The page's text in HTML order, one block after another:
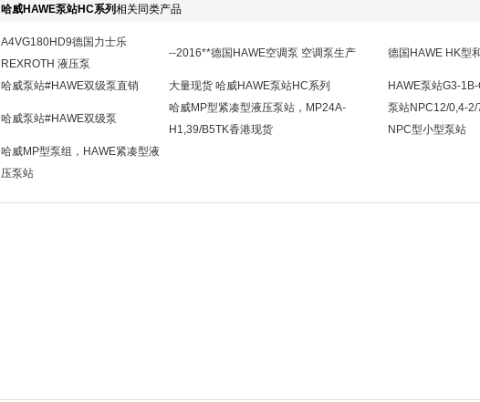
哈威HAWE泵站HC系列相关同类产品
A4VG180HD9德国力士乐
REXROTH 液压泵
--2016**德国HAWE空调泵 空调泵生产 德国HAWE HK型
哈威泵站#HAWE双级泵直销 大量现货 哈威HAWE泵站HC系列 HAWE泵站G3-
哈威泵站#HAWE双级泵
哈威MP型紧凑型液压泵站，MP24A-
H1,39/B5TK香港现货
泵站NPC12/0,4-
NPC型小型泵站
哈威MP型泵组，HAWE紧凑型液
压泵站